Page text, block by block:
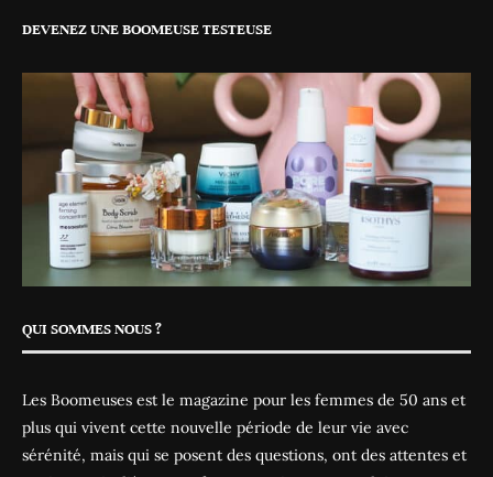
DEVENEZ UNE BOOMEUSE TESTEUSE
QUI SOMMES NOUS ?
Les Boomeuses est le magazine pour les femmes de 50 ans et
plus qui vivent cette nouvelle période de leur vie avec
sérénité, mais qui se posent des questions, ont des attentes et